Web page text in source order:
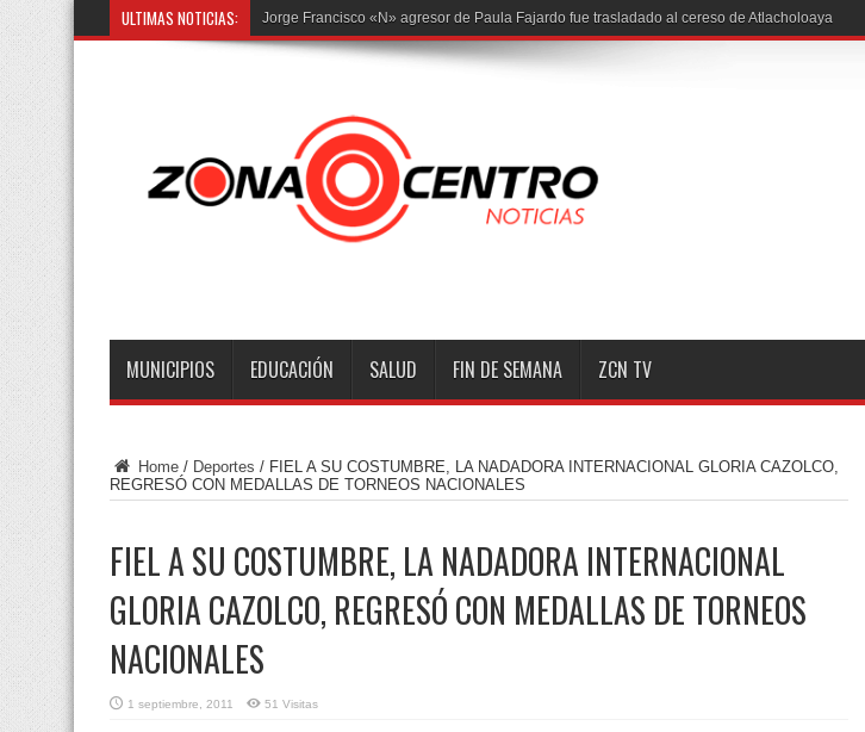
ULTIMAS NOTICIAS: Jorge Francisco «N» agresor de Paula Fajardo fue trasladado al cereso de Atlacholoaya
MUNICIPIOS EDUCACIÓN SALUD FIN DE SEMANA ZCN TV
Home / Deportes / FIEL A SU COSTUMBRE, LA NADADORA INTERNACIONAL GLORIA CAZOLCO,
REGRESÓ CON MEDALLAS DE TORNEOS NACIONALES
FIEL A SU COSTUMBRE, LA NADADORA INTERNACIONAL
GLORIA CAZOLCO, REGRESÓ CON MEDALLAS DE TORNEOS
NACIONALES
1 septiembre, 2011 51 Visitas